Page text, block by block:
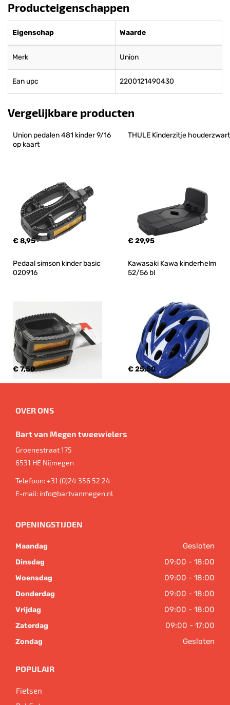
Producteigenschappen
Eigenschap Waarde
Merk Union
Ean upc 2200121490430
Vergelijkbare producten
Union pedalen 481 kinder 9/16
op kaart
€ 8,95
THULE Kinderzitje houderzwart
€ 29,95
Pedaal simson kinder basic
020916
€ 7,50
Kawasaki Kawa kinderhelm
52/56 bl
€ 25,50
OVER ONS
Bart van Megen tweewielers
Groenestraat 175
6531 HE Nijmegen
Telefoon:+31 (0)24 356 52 24
E-mail: info@bartvanmegen.nl
OPENINGSTIJDEN
Maandag Gesloten
Dinsdag 09:00 - 18:00
Woensdag 09:00 - 18:00
Donderdag 09:00 - 18:00
Vrijdag 09:00 - 18:00
Zaterdag 09:00 - 17:00
Zondag Gesloten
POPULAIR
Fietsen